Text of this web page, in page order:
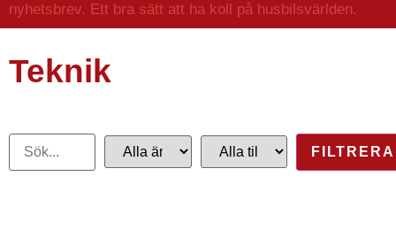
nyhetsbrev. Ett bra sätt att ha koll på husbilsvärlden.
Teknik